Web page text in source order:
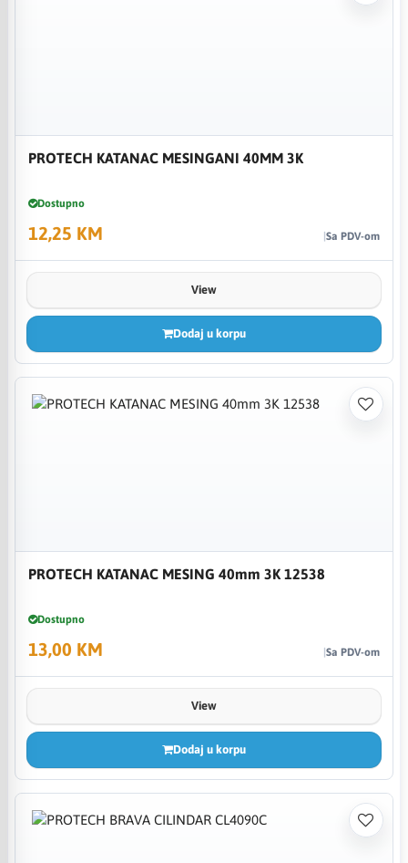
PROTECH KATANAC MESINGANI 40MM 3K
Dostupno
12,25 KM Sa PDV-om
View
Dodaj u korpu
PROTECH KATANAC MESING 40mm 3K 12538
Dostupno
13,00 KM Sa PDV-om
View
Dodaj u korpu